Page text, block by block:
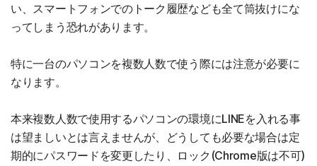
い、スマートフォンでのトーク履歴なども全て筒抜けにな
ってしまう恐れがあります。
特に一台のパソコンを複数人数で使う際には注意が必要に
なります。
本来複数人数で使用するパソコンの環境にLINEを入れる事
は望ましいとは言えませんが、どうしても必要な場合は定
期的にパスワードを変更したり、ロック(Chrome版は不可)